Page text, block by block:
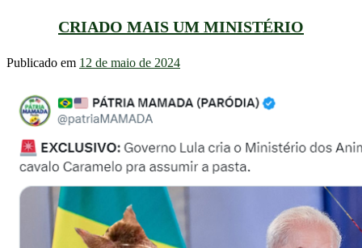
CRIADO MAIS UM MINISTÉRIO
Publicado em 12 de maio de 2024